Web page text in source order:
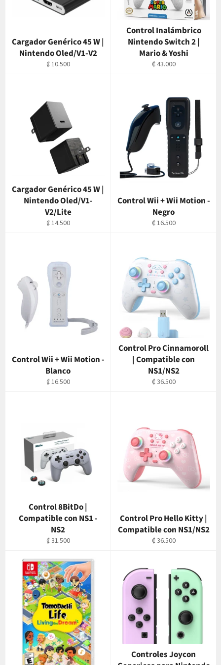
Cargador Genérico 45 W |
Nintendo Oled/V1-V2
Precio
₡ 10.500
Control Inalámbrico
Nintendo Switch 2 |
Mario & Yoshi
Precio
₡ 43.000
Cargador Genérico 45 W |
Nintendo Oled/V1-
V2/Lite
Precio
₡ 14.500
Control Wii + Wii Motion -
Negro
Precio
₡ 16.500
Control Wii + Wii Motion -
Blanco
Precio
₡ 16.500
Control Pro Cinnamoroll
| Compatible con
NS1/NS2
Precio
₡ 36.500
Control 8BitDo |
Compatible con NS1 -
NS2
Precio
₡ 31.500
Control Pro Hello Kitty |
Compatible con NS1/NS2
Precio
₡ 36.500
Controles Joycon